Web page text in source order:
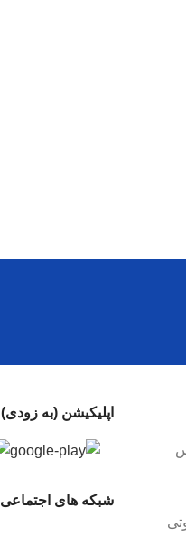
اپلیکیشن (به زودی)
شبکه های اجتماعی